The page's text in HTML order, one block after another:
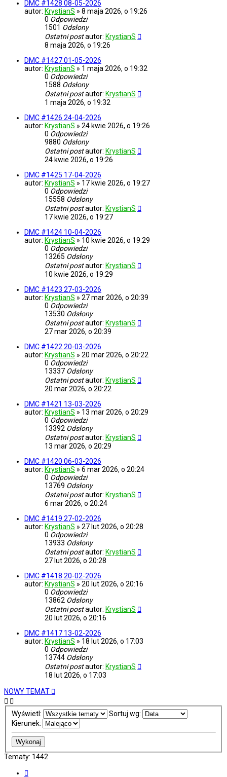
DMC #1428 08-05-2026
autor: KrystianS » 8 maja 2026, o 19:26
0 Odpowiedzi
1501 Odsłony
Ostatni postautor: KrystianS
8 maja 2026, o 19:26
DMC #1427 01-05-2026
autor: KrystianS » 1 maja 2026, o 19:32
0 Odpowiedzi
1588 Odsłony
Ostatni postautor: KrystianS
1 maja 2026, o 19:32
DMC #1426 24-04-2026
autor: KrystianS » 24 kwie 2026, o 19:26
0 Odpowiedzi
9880 Odsłony
Ostatni postautor: KrystianS
24 kwie 2026, o 19:26
DMC #1425 17-04-2026
autor: KrystianS » 17 kwie 2026, o 19:27
0 Odpowiedzi
15558 Odsłony
Ostatni postautor: KrystianS
17 kwie 2026, o 19:27
DMC #1424 10-04-2026
autor: KrystianS » 10 kwie 2026, o 19:29
0 Odpowiedzi
13265 Odsłony
Ostatni postautor: KrystianS
10 kwie 2026, o 19:29
DMC #1423 27-03-2026
autor: KrystianS » 27 mar 2026, o 20:39
0 Odpowiedzi
13530 Odsłony
Ostatni postautor: KrystianS
27 mar 2026, o 20:39
DMC #1422 20-03-2026
autor: KrystianS » 20 mar 2026, o 20:22
0 Odpowiedzi
13337 Odsłony
Ostatni postautor: KrystianS
20 mar 2026, o 20:22
DMC #1421 13-03-2026
autor: KrystianS » 13 mar 2026, o 20:29
0 Odpowiedzi
13392 Odsłony
Ostatni postautor: KrystianS
13 mar 2026, o 20:29
DMC #1420 06-03-2026
autor: KrystianS » 6 mar 2026, o 20:24
0 Odpowiedzi
13769 Odsłony
Ostatni postautor: KrystianS
6 mar 2026, o 20:24
DMC #1419 27-02-2026
autor: KrystianS » 27 lut 2026, o 20:28
0 Odpowiedzi
13933 Odsłony
Ostatni postautor: KrystianS
27 lut 2026, o 20:28
DMC #1418 20-02-2026
autor: KrystianS » 20 lut 2026, o 20:16
0 Odpowiedzi
13862 Odsłony
Ostatni postautor: KrystianS
20 lut 2026, o 20:16
DMC #1417 13-02-2026
autor: KrystianS » 18 lut 2026, o 17:03
0 Odpowiedzi
13744 Odsłony
Ostatni postautor: KrystianS
18 lut 2026, o 17:03
NOWY TEMAT
Wyświetl:
Sortuj wg:
Kierunek:
Tematy: 1442